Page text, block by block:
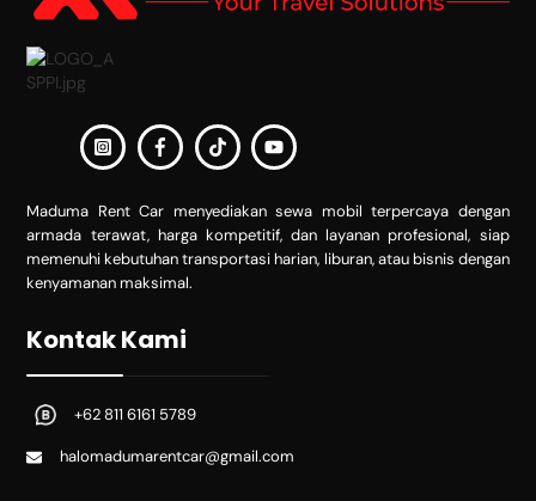
Maduma Rent Car menyediakan sewa mobil terpercaya dengan
armada terawat, harga kompetitif, dan layanan profesional, siap
memenuhi kebutuhan transportasi harian, liburan, atau bisnis dengan
kenyamanan maksimal.
Kontak Kami
+62 811 6161 5789
halomadumarentcar@gmail.com